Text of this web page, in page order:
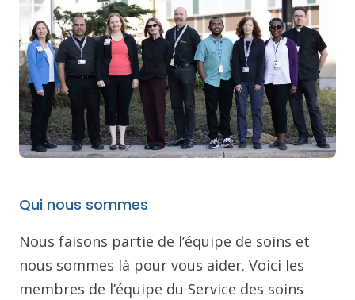
Qui nous sommes
Nous faisons partie de l’équipe de soins et
nous sommes là pour vous aider. Voici les
membres de l’équipe du Service des soins